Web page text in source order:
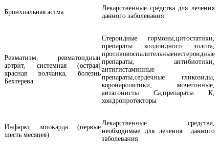
Бронхиальная астма
Лекарственные средства для лечения
данного заболевания
Ревматизм, ревматоидныи
артрит, системная (острая)
красная волчанка, болезнь
Бехтерева
Стероидные гормоны,цитостатики,
препараты коллоидного золота,
противовоспалительныенестероидные
препараты, антибиотики,
антигистаминные
препараты,сердечные гликозиды,
коронаролитики, мочегонные,
антагонисты Са,препараты К,
хондропротекторы
Инфаркт миокарда (первые
шесть месяцев)
Лекарственные средства,
необходимые для лечения данного
заболевания